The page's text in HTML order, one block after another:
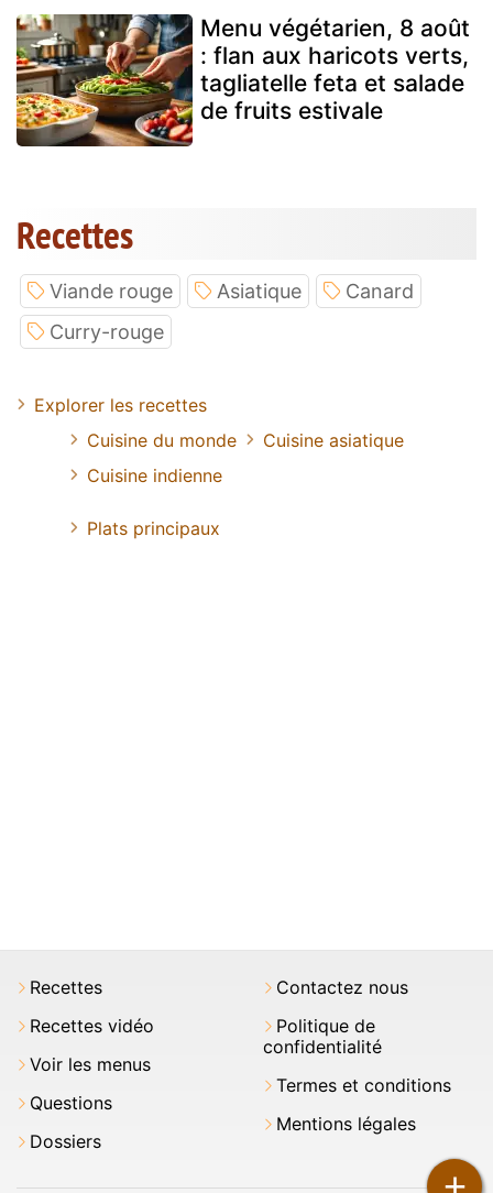
Menu végétarien, 8 août
: flan aux haricots verts,
tagliatelle feta et salade
de fruits estivale
Recettes
Viande rouge Asiatique
Canard
Curry-rouge
Explorer les recettes
Cuisine du monde
Cuisine asiatique
Cuisine indienne
Plats principaux
Recettes
Recettes vidéo
Voir les menus
Questions
Dossiers
Contactez nous
Politique de
confidentialité
Termes et conditions
Mentions légales